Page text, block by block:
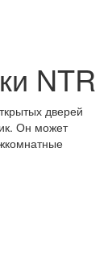
NTR
дверей
Он может